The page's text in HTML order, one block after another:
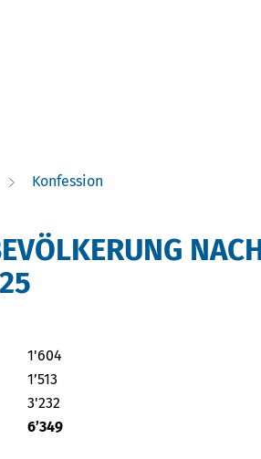
Konfession
1'604
1’513
3'232
6’349